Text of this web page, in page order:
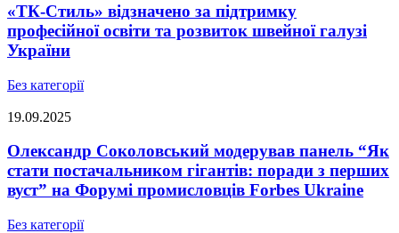
«ТК-Стиль» відзначено за підтримку
професійної освіти та розвиток швейної галузі
України
Без категорії
19.09.2025
Олександр Соколовський модерував панель “Як
стати постачальником гігантів: поради з перших
вуст” на Форумі промисловців Forbes Ukraine
Без категорії